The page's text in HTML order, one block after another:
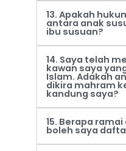
13. Apakah
antara anak
ibu susuan?
14. Saya telah
kawan saya
Islam. Adakah
dikira mahram
kandung saya?
15. Berapa
boleh saya